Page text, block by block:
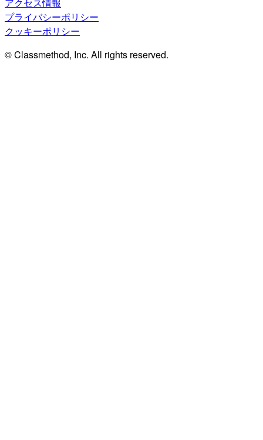
プライバシーポリシー
クッキーポリシー
© Classmethod, Inc. All rights reserved.